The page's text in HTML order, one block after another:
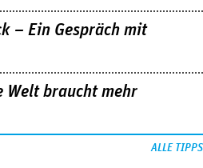
– Ein Gespräch mit
Welt braucht mehr
ALLE TIPPS